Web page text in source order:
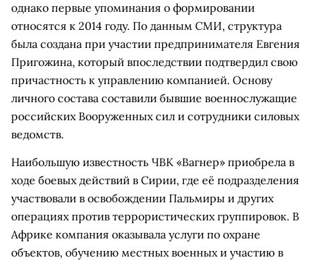
однако первые упоминания о формировании
относятся к 2014 году. По данным СМИ, структура
была создана при участии предпринимателя Евгения
Пригожина, который впоследствии подтвердил свою
причастность к управлению компанией. Основу
личного состава составили бывшие военнослужащие
российских Вооруженных сил и сотрудники силовых
ведомств.
Наибольшую известность ЧВК «Вагнер» приобрела в
ходе боевых действий в Сирии, где её подразделения
участвовали в освобождении Пальмиры и других
операциях против террористических группировок. В
Африке компания оказывала услуги по охране
объектов, обучению местных военных и участию в